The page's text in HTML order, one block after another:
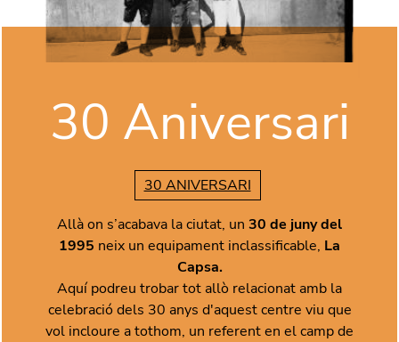
30 Aniversari
30 ANIVERSARI
Allà on s’acabava la ciutat, un 30 de juny del
1995 neix un equipament inclassificable, La
Capsa.
Aquí podreu trobar tot allò relacionat amb la
celebració dels 30 anys d'aquest centre viu que
vol incloure a tothom, un referent en el camp de